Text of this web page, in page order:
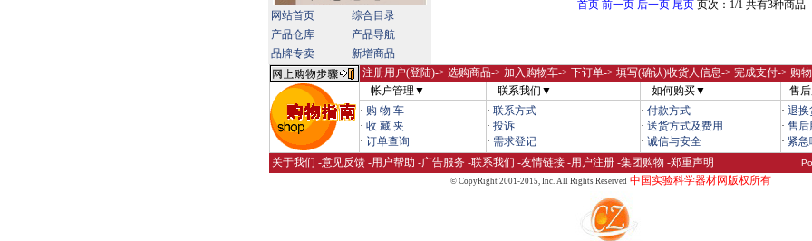
网站首页
综合目录
产品仓库
产品导航
品牌专卖
新增商品
首页 前一页 后一页 尾页 页次：1/1 共有3种商品
注册用户(登陆)-> 选购商品-> 加入购物车-> 下订单-> 填写(确认)收货人信息-> 完成支付-> 购
帐户管理▼
联系我们▼ 如何购买▼
售
· 购 物 车
· 收 藏 夹
· 订单查询
· 联系方式
· 投诉
· 需求登记
· 付款方式
· 送货方式及费用
· 诚信与安全
· 退换
· 售后
· 紧
关于我们 -意见反馈 -用户帮助 -广告服务 -联系我们 -友情链接 -用户注册 -集团购物 -郑重声明
© CopyRight 2001-2015,Inc. All Rights Reserved 中国实验科学器材网版权所有